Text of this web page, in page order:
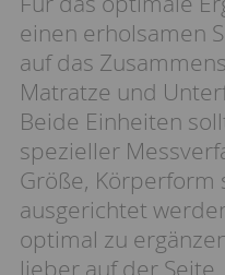
einen erholsamen
auf das
Matratze und
Beide Einheiten
spezieller
Größe, Körperform
ausgerichtet
optimal zu
lieber auf der